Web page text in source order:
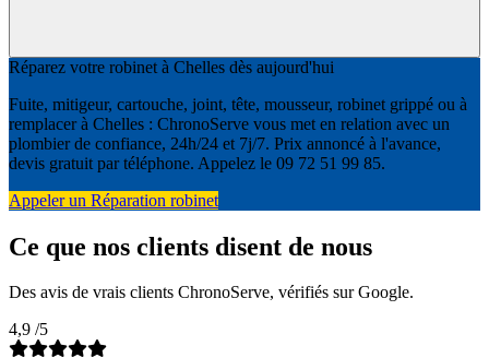
Réparez votre robinet à Chelles dès aujourd'hui
Fuite, mitigeur, cartouche, joint, tête, mousseur, robinet grippé ou à
remplacer à Chelles : ChronoServe vous met en relation avec un
plombier de confiance, 24h/24 et 7j/7. Prix annoncé à l'avance,
devis gratuit par téléphone. Appelez le 09 72 51 99 85.
Appeler un Réparation robinet
Ce que nos clients disent de nous
Des avis de vrais clients ChronoServe, vérifiés sur Google.
4,9 /5